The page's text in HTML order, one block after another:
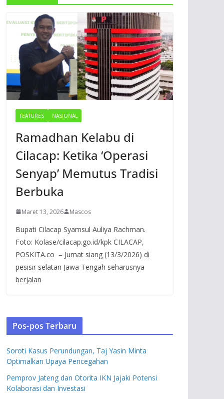
FEATURES NASIONAL
Ramadhan Kelabu di
Cilacap: Ketika ‘Operasi
Senyap’ Memutus Tradisi
Berbuka
Maret 13, 2026 Mascos
Bupati Cilacap Syamsul Auliya Rachman.
Foto: Kolase/cilacap.go.id/kpk CILACAP,
POSKITA.co – Jumat siang (13/3/2026) di
pesisir selatan Jawa Tengah seharusnya
berjalan
Pos-pos Terbaru
Soroti Kasus Perundungan, Taj Yasin Minta
Optimalkan Upaya Pencegahan
Pemprov Jateng dan Otorita IKN Jajaki Potensi
Kolaborasi dan Investasi